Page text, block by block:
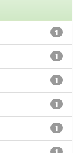
1
1
1
1
1